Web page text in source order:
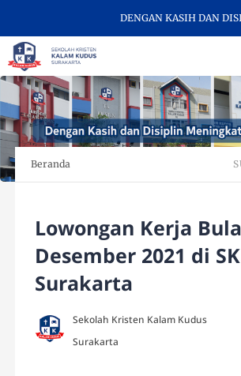
DENGAN KASIH DAN
Beranda
Lowongan Kerja
Desember 2021 di
Surakarta
Sekolah Kristen Kalam Kudus
Surakarta